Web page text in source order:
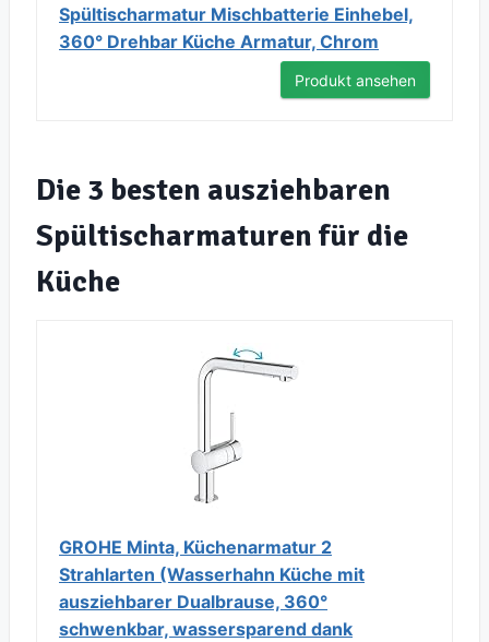
Spültischarmatur Mischbatterie Einhebel,
360° Drehbar Küche Armatur, Chrom
Produkt ansehen
Die 3 besten ausziehbaren
Spültischarmaturen für die
Küche
GROHE Minta, Küchenarmatur 2
Strahlarten (Wasserhahn Küche mit
ausziehbarer Dualbrause, 360°
schwenkbar, wassersparend dank